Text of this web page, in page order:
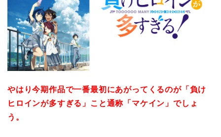
やはり今期作品で一番最初にあがってくるのが「負け
ヒロインが多すぎる」こと通称「マケイン」でしょ
う。